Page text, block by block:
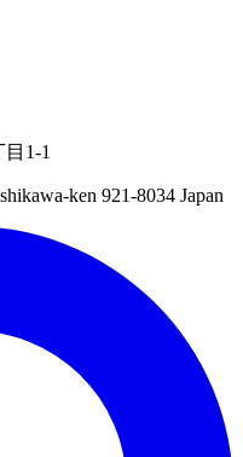
1-1
ken 921-8034 Japan